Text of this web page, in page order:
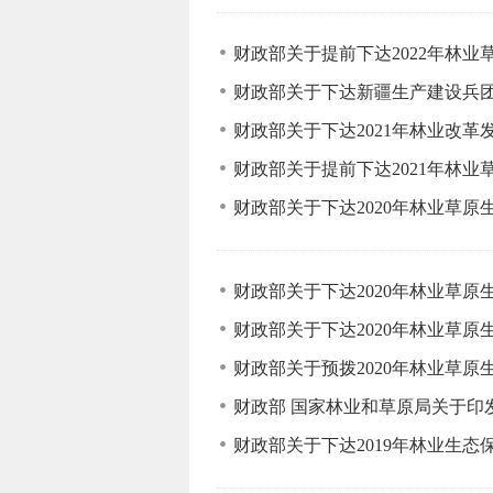
财政部关于提前下达2022年林
财政部关于下达新疆生产建设兵
财政部关于下达2021年林业改革
财政部关于提前下达2021年林
财政部关于下达2020年林业草原
财政部关于下达2020年林业草原
财政部关于下达2020年林业草原
财政部关于预拨2020年林业草原
财政部 国家林业和草原局关于
财政部关于下达2019年林业生态